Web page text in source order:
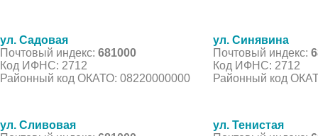
ул. Садовая
Почтовый индекс: 681000
Код ИФНС: 2712
Районный код ОКАТО: 08220000000
ул. Синявина
Почтовый индекс:
Код ИФНС: 2712
Районный код
ул. Сливовая
ул. Тенистая